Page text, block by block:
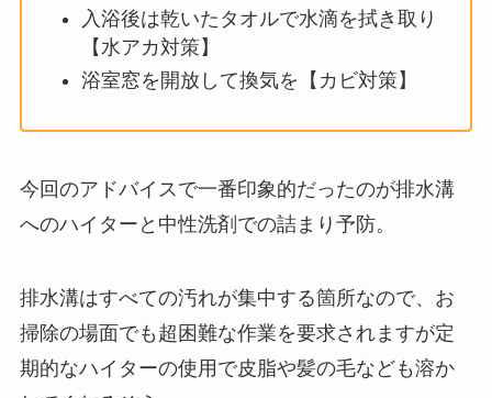
入浴後は乾いたタオルで水滴を拭き取り
【水アカ対策】
浴室窓を開放して換気を【カビ対策】
今回のアドバイスで一番印象的だったのが排水溝
へのハイターと中性洗剤での詰まり予防。
排水溝はすべての汚れが集中する箇所なので、お
掃除の場面でも超困難な作業を要求されますが定
期的なハイターの使用で皮脂や髪の毛なども溶か